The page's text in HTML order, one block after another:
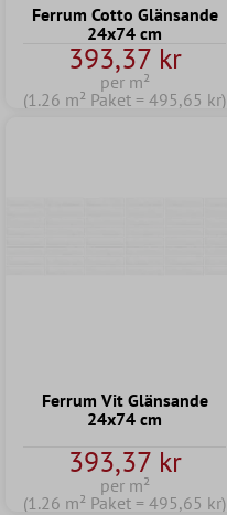
Ferrum Cotto Glänsande
24x74 cm
393,37 kr
per m²
(1.26 m² Paket = 495,65 kr)
Ferrum Vit Glänsande
24x74 cm
393,37 kr
per m²
(1.26 m² Paket = 495,65 kr)